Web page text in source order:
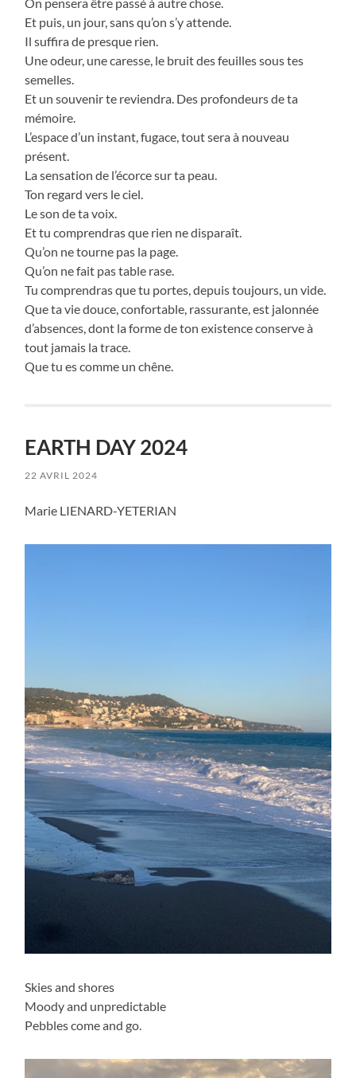
On pensera être passé à autre chose.
Et puis, un jour, sans qu’on s’y attende.
Il suffira de presque rien.
Une odeur, une caresse, le bruit des feuilles sous tes
semelles.
Et un souvenir te reviendra. Des profondeurs de ta
mémoire.
L’espace d’un instant, fugace, tout sera à nouveau
présent.
La sensation de l’écorce sur ta peau.
Ton regard vers le ciel.
Le son de ta voix.
Et tu comprendras que rien ne disparaît.
Qu’on ne tourne pas la page.
Qu’on ne fait pas table rase.
Tu comprendras que tu portes, depuis toujours, un vide.
Que ta vie douce, confortable, rassurante, est jalonnée
d’absences, dont la forme de ton existence conserve à
tout jamais la trace.
Que tu es comme un chêne.
EARTH DAY 2024
22 AVRIL 2024
Marie LIENARD-YETERIAN
Skies and shores
Moody and unpredictable
Pebbles come and go.